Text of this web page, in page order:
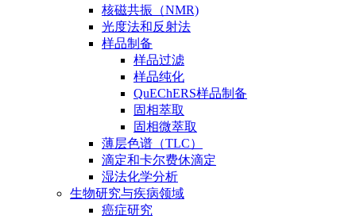
核磁共振（NMR)
光度法和反射法
样品制备
样品过滤
样品纯化
QuEChERS样品制备
固相萃取
固相微萃取
薄层色谱（TLC）
滴定和卡尔费休滴定
湿法化学分析
生物研究与疾病领域
癌症研究